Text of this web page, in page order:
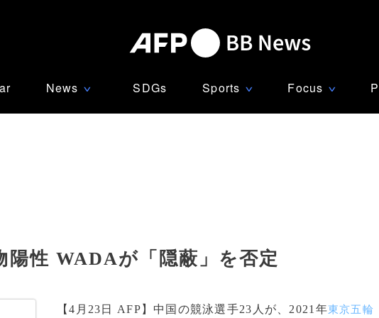
News ∨ SDGs Sports ∨ Focus ∨
陽性 WADAが「隠蔽」を否定
【4月23日 AFP】中国の競泳選手23人が、2021年東京五輪